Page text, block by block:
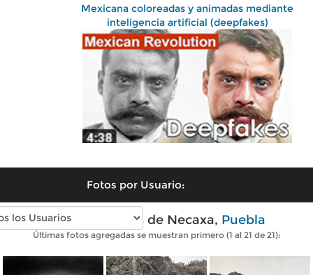
Mexicana coloreadas y animadas mediante
inteligencia artificial (deepfakes)
Fotos por Usuario:
Fotos antiguas de Necaxa, Puebla
Últimas fotos agregadas se muestran primero (1 al 21 de 21):